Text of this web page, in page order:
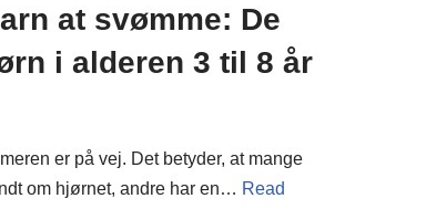
at svømme: De
i alderen 3 til 8 år
er på vej. Det betyder, at mange
om hjørnet, andre har en… Read